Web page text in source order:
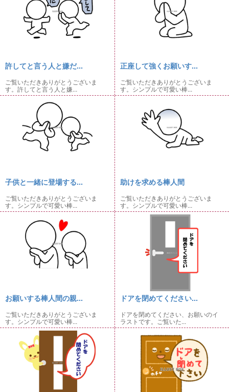
許してと言う人と嫌だ...
ご覧いただきありがとうございま
す。許してと言う人と嫌...
正座して強くお願いす...
ご覧いただきありがとうございま
す。シンプルで可愛い棒...
子供と一緒に登場する...
ご覧いただきありがとうございま
す。シンプルで可愛い棒...
助けを求める棒人間
ご覧いただきありがとうございま
す。シンプルで可愛い棒...
お願いする棒人間の親...
ご覧いただきありがとうございま
す。シンプルで可愛い棒...
ドアを閉めてください...
ドアを閉めてください、お願いのイ
ラストです。ご覧いた...